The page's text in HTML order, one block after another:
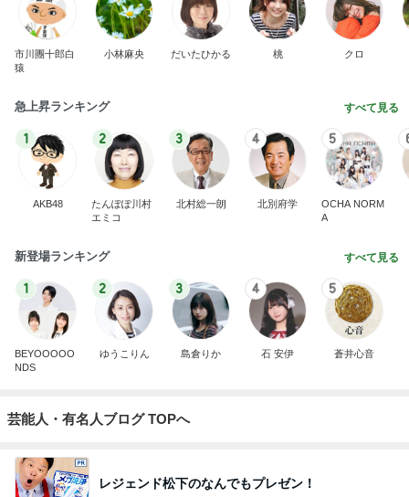
市川團十郎白
猿
小林麻央 だいたひかる 桃 クロ
急上昇ランキング すべて見る
1
AKB48
2
たんぽぽ川村
エミコ
3
北村総一朗
4
北別府学
5
OCHA NORM
A
新登場ランキング すべて見る
1
BEYOOOOO
NDS
2
ゆうこりん
3
島倉りか
4
石 安伊
5
蒼井心音
芸能人・有名人ブログ TOPへ
レジェンド松下のなんでもプレゼン！